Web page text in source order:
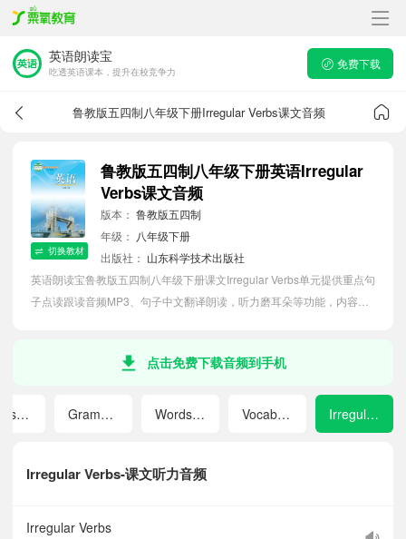
英语朗读宝
吃透英语课本，提升在校竞争力
免费下载
鲁教版五四制八年级下册Irregular Verbs课文音频
切换教材
鲁教版五四制八年级下册英语Irregular
Verbs课文音频
版本： 鲁教版五四制
年级： 八年级下册
出版社： 山东科学技术出版社
英语朗读宝鲁教版五四制八年级下册课文Irregular Verbs单元提供重点句
子点读跟读音频MP3、句子中文翻译朗读，听力磨耳朵等功能，内容同
点击免费下载音频到手机
Irregular Verbs-课文听力音频
Irregular Verbs
Tapescripts Grammar Words and Expressions in Each Unit Vocabulary Index Irregular Verbs